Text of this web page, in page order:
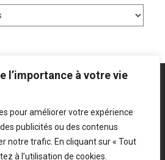
l’importance à votre vie
pour améliorer votre expérience
publicités ou des contenus
notre trafic. En cliquant sur « Tout
à l’utilisation de cookies.
de confidentialité